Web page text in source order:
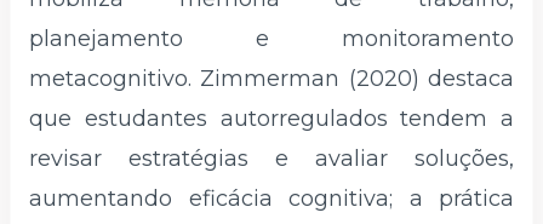
planejamento e monitoramento
metacognitivo. Zimmerman (2020) destaca
que estudantes autorregulados tendem a
revisar estratégias e avaliar soluções,
aumentando eficácia cognitiva; a prática